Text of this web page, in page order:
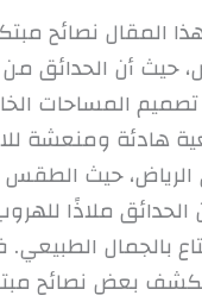
المقال نصائح
حيث أن الحدائق
المساحات
هادئة ومنعشة
حيث الطقس
ملاذًا
بالجمال
بعض نصائح